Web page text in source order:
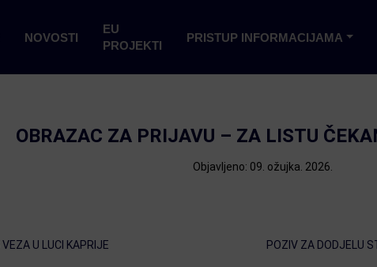
NOVOSTI
EU
PROJEKTI
PRISTUP INFORMACIJAMA
OBRAZAC ZA PRIJAVU – ZA LISTU
Objavljeno: 09. ožujka. 2026.
U LUCI KAPRIJE POZIV ZA DODJELU